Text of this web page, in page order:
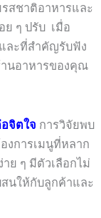
สชาติอาหารและ
ย ๆ ปรับ เมื่อ
ละที่สำคัญรับฟัง
านอาหารของคุณ
จิตใจ การวิจัยพบ
งการเมนูที่หลาก
ย ๆ มีตัวเลือกไม่
นให้กับลูกค้าและ